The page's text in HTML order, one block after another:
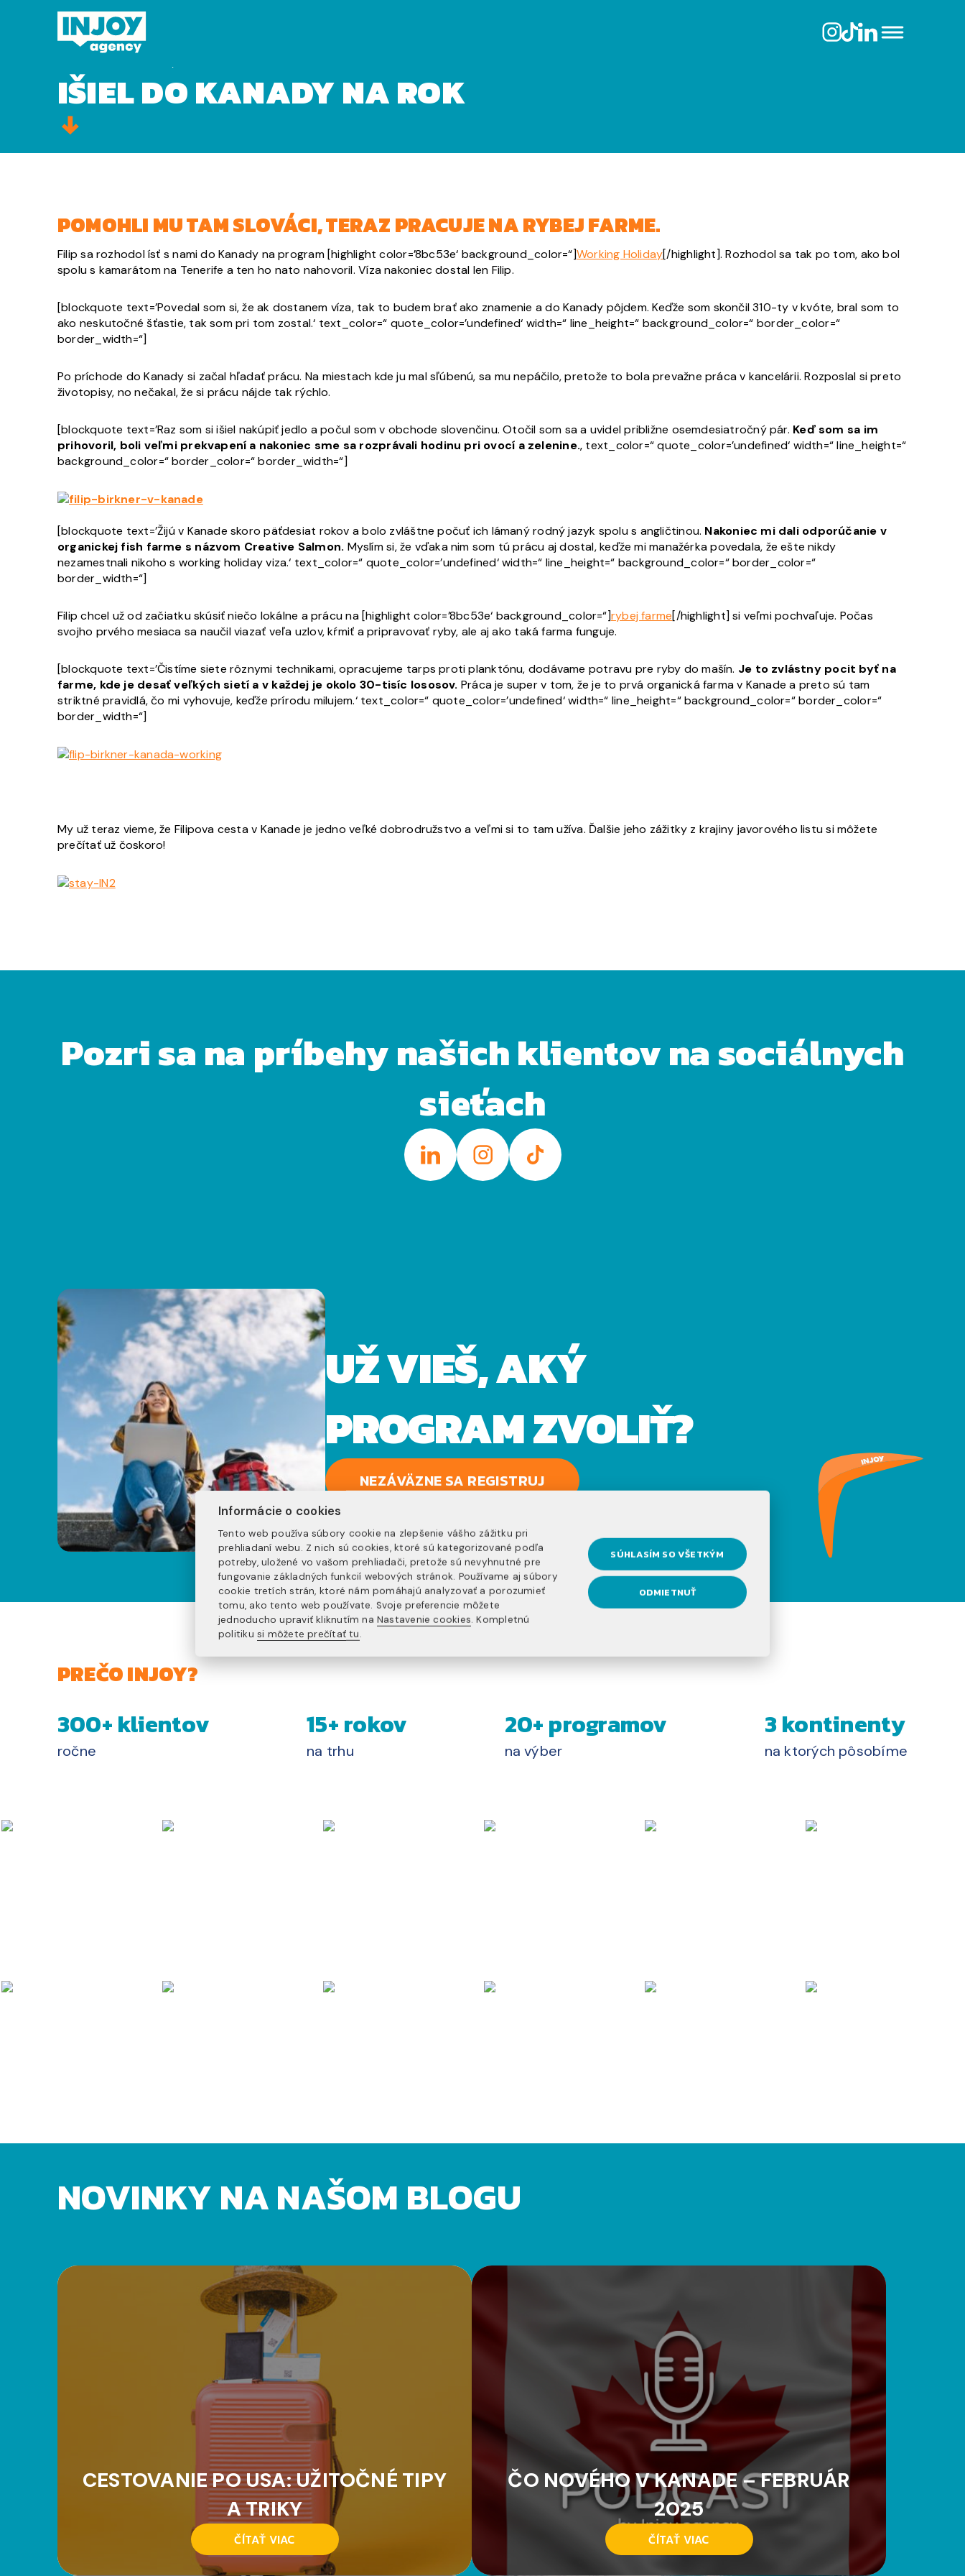
IŠIEL DO KANADY NA ROK
POMOHLI MU TAM SLOVÁCI, TERAZ PRACUJE NA RYBEJ FARME.
Filip sa rozhodol ísť s nami do Kanady na program [highlight color=’8bc53e‘ background_color=“]Working Holiday[/highlight]. Rozhodol sa tak po tom, ako bol
spolu s kamarátom na Tenerife a ten ho nato nahovoril. Víza nakoniec dostal len Filip.
[blockquote text=’Povedal som si, že ak dostanem víza, tak to budem brať ako znamenie a do Kanady pôjdem. Keďže som skončil 310-ty v kvóte, bral som to
ako neskutočné šťastie, tak som pri tom zostal.‘ text_color=“ quote_color=’undefined‘ width=“ line_height=“ background_color=“ border_color=“
border_width=“]
Po príchode do Kanady si začal hľadať prácu. Na miestach kde ju mal sľúbenú, sa mu nepáčilo, pretože to bola prevažne práca v kancelárii. Rozposlal si preto
životopisy, no nečakal, že si prácu nájde tak rýchlo.
[blockquote text=’Raz som si išiel nakúpiť jedlo a počul som v obchode slovenčinu. Otočil som sa a uvidel približne osemdesiatročný pár. Keď som sa im
prihovoril, boli veľmi prekvapení a nakoniec sme sa rozprávali hodinu pri ovocí a zelenine.‚ text_color=“ quote_color=’undefined‘ width=“ line_height=“
background_color=“ border_color=“ border_width=“]
[blockquote text=’Žijú v Kanade skoro päťdesiat rokov a bolo zvláštne počuť ich lámaný rodný jazyk spolu s angličtinou. Nakoniec mi dali odporúčanie v
organickej fish farme s názvom Creative Salmon. Myslím si, že vďaka nim som tú prácu aj dostal, keďže mi manažérka povedala, že ešte nikdy
nezamestnali nikoho s working holiday viza.‘ text_color=“ quote_color=’undefined‘ width=“ line_height=“ background_color=“ border_color=“
border_width=“]
Filip chcel už od začiatku skúsiť niečo lokálne a prácu na [highlight color=’8bc53e‘ background_color=“]rybej farme[/highlight] si veľmi pochvaľuje. Počas
svojho prvého mesiaca sa naučil viazať veľa uzlov, kŕmiť a pripravovať ryby, ale aj ako taká farma funguje.
[blockquote text=’Čistíme siete rôznymi technikami, opracujeme tarps proti planktónu, dodávame potravu pre ryby do mašín. Je to zvlástny pocit byť na
farme, kde je desať veľkých sietí a v každej je okolo 30-tisíc lososov. Práca je super v tom, že je to prvá organická farma v Kanade a preto sú tam
striktné pravidlá, čo mi vyhovuje, keďže prírodu milujem.‘ text_color=“ quote_color=’undefined‘ width=“ line_height=“ background_color=“ border_color=“
border_width=“]
My už teraz vieme, že Filipova cesta v Kanade je jedno veľké dobrodružstvo a veľmi si to tam užíva. Ďalšie jeho zážitky z krajiny javorového listu si môžete
prečítať už čoskoro!
Pozri sa na príbehy našich klientov na sociálnych
sieťach
UŽ VIEŠ, AKÝ
PROGRAM ZVOLIŤ?
NEZÁVÄZNE SA REGISTRUJ
PREČO INJOY?
300+ klientov
ročne
15+ rokov
na trhu
20+ programov
na výber
3 kontinenty
na ktorých pôsobíme
NOVINKY NA NAŠOM BLOGU
CESTOVANIE PO USA: UŽITOČNÉ TIPY
A TRIKY
ČÍTAŤ VIAC
ČO NOVÉHO V KANADE – FEBRUÁR
2025
ČÍTAŤ VIAC
Informácie o cookies
Tento web používa súbory cookie na zlepšenie vášho zážitku pri
prehliadaní webu. Z nich sú cookies, ktoré sú kategorizované podľa
potreby, uložené vo vašom prehliadači, pretože sú nevyhnutné pre
fungovanie základných funkcií webových stránok. Používame aj súbory
cookie tretích strán, ktoré nám pomáhajú analyzovať a porozumieť
tomu, ako tento web používate. Svoje preferencie môžete
jednoducho upraviť kliknutím naNastavenie cookies. Kompletnú
politiku si môžete prečítať tu.
SÚHLASÍM SO VŠETKÝM
ODMIETNUŤ